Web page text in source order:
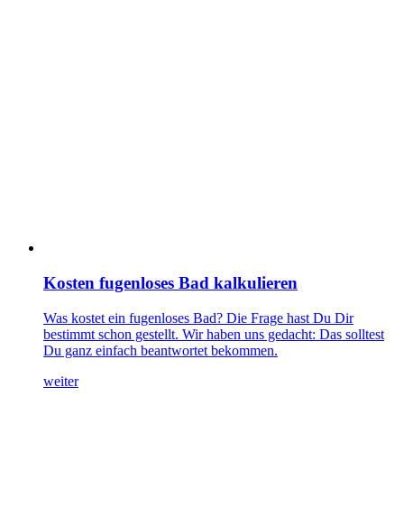
Kosten fugenloses Bad kalkulieren
Was kostet ein fugenloses Bad? Die Frage hast Du Dir
bestimmt schon gestellt. Wir haben uns gedacht: Das solltest
Du ganz einfach beantwortet bekommen.
weiter